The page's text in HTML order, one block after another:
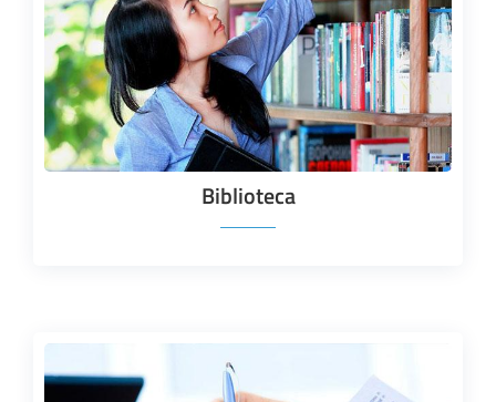
Biblioteca